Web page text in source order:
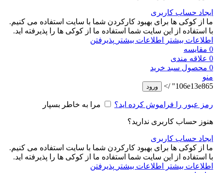
ایجاد حساب کاربری
ما از کوکی ها برای بهبود کارکردن شما با سایت استفاده می کنیم.
با استفاده از این سایت شما استفاده ما از کوکی ها را پذیرفته اید.
اطلاعات بیشتر
اطلاعات بیشتر پذیرفتن
0 مقایسه
0 علاقه مندی
0 محصول سبد خرید
منو
106e13e865" />
ورود
رمز عبور را فراموش کرده اید؟ مرا به خاطر بسپار
هنوز حساب کاربری ندارید؟
ایجاد حساب کاربری
ما از کوکی ها برای بهبود کارکردن شما با سایت استفاده می کنیم.
با استفاده از این سایت شما استفاده ما از کوکی ها را پذیرفته اید.
اطلاعات بیشتر
اطلاعات بیشتر پذیرفتن